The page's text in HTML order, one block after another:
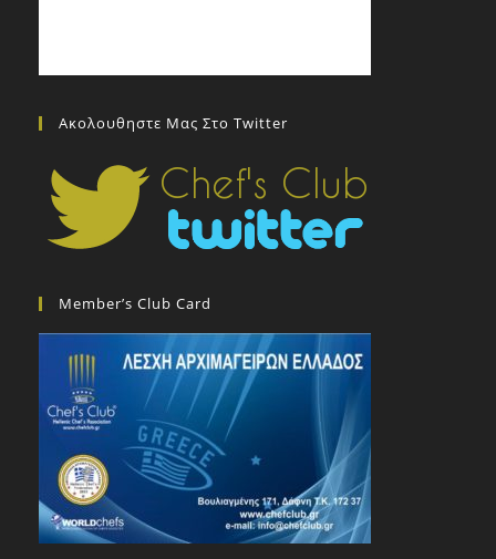
Ακολουθηστε Μας Στο Twitter
Member’s Club Card